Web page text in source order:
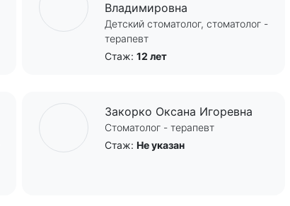
Владимировна
Детский стоматолог, стоматолог -
терапевт
Стаж: 12 лет
Закорко Оксана Игоревна
Стоматолог - терапевт
Стаж: Не указан